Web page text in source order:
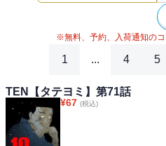
※無料、予約、入荷通知のコ
1 ... 4 5
TEN【タテヨミ】第71話
¥67 (税込)